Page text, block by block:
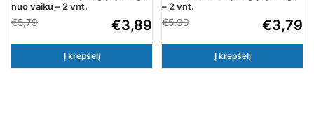
nuo vaiku – 2 vnt.
€5,79 €3,89
Į krepšelį
– 2 vnt.
€5,99 €3,79
Į krepšelį